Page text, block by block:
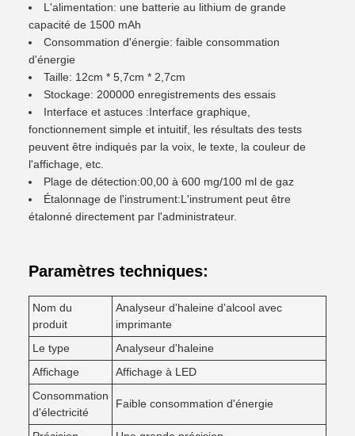
L'alimentation: une batterie au lithium de grande
capacité de 1500 mAh
Consommation d'énergie: faible consommation
d'énergie
Taille: 12cm * 5,7cm * 2,7cm
Stockage: 200000 enregistrements des essais
Interface et astuces :Interface graphique,
fonctionnement simple et intuitif, les résultats des tests
peuvent être indiqués par la voix, le texte, la couleur de
l'affichage, etc.
Plage de détection:00,00 à 600 mg/100 ml de gaz
Étalonnage de l'instrument:L'instrument peut être
étalonné directement par l'administrateur.
Paramètres techniques:
Nom du
produit
Analyseur d'haleine d'alcool avec
imprimante
Le type
Analyseur d'haleine
Affichage
Affichage à LED
Consommation
d'électricité
Faible consommation d'énergie